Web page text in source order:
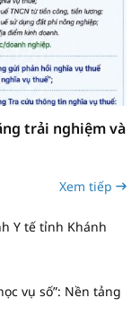
trải nghiệm và
Xem tiếp
Y tế tỉnh Khánh
vụ số”: Nền tảng